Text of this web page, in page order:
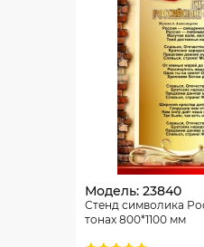
Модель: 23840
Стенд символика
тонах 800*1100 мм